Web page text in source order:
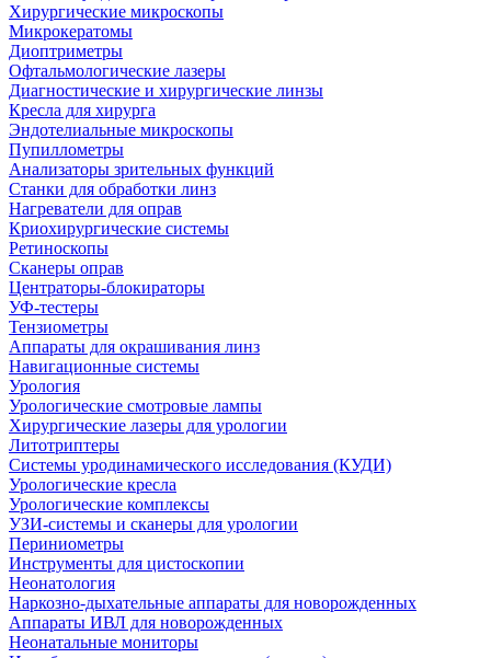
Хирургические микроскопы
Микрокератомы
Диоптриметры
Офтальмологические лазеры
Диагностические и хирургические линзы
Кресла для хирурга
Эндотелиальные микроскопы
Пупиллометры
Анализаторы зрительных функций
Станки для обработки линз
Нагреватели для оправ
Криохирургические системы
Ретиноскопы
Сканеры оправ
Центраторы-блокираторы
УФ-тестеры
Тензиометры
Аппараты для окрашивания линз
Навигационные системы
Урология
Урологические смотровые лампы
Хирургические лазеры для урологии
Литотриптеры
Системы уродинамического исследования (КУДИ)
Урологические кресла
Урологические комплексы
УЗИ-системы и сканеры для урологии
Периниометры
Инструменты для цистоскопии
Неонатология
Наркозно-дыхательные аппараты для новорожденных
Аппараты ИВЛ для новорожденных
Неонатальные мониторы